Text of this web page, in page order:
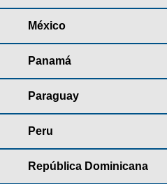
México
Panamá
Paraguay
Peru
República Dominicana